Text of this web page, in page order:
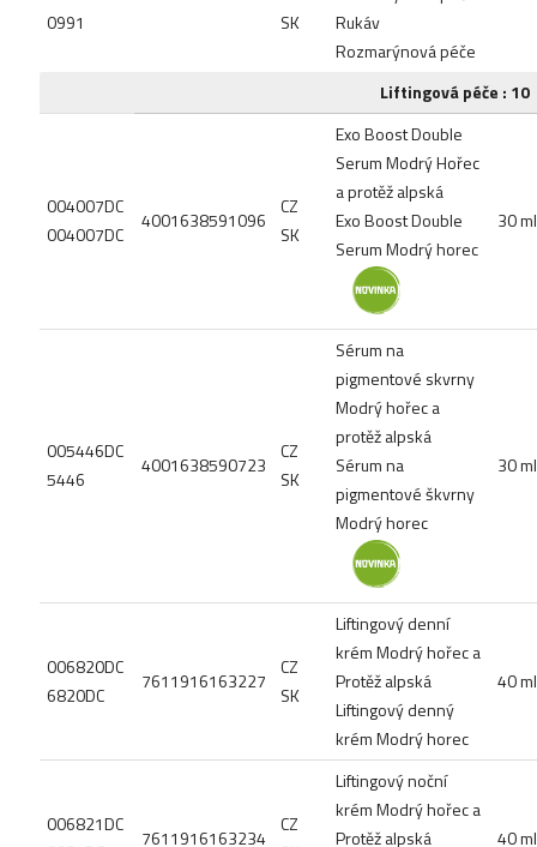
0991
SK
Rukáv
Rozmarýnová péče
Liftingová péče : 10
004007DC
004007DC
4001638591096
CZ
SK
Exo Boost Double
Serum Modrý Hořec
a protěž alpská
Exo Boost Double
Serum Modrý horec
30 ml
005446DC
5446
4001638590723
CZ
SK
Sérum na
pigmentové skvrny
Modrý hořec a
protěž alpská
Sérum na
pigmentové škvrny
Modrý horec
30 ml
006820DC
6820DC
7611916163227
CZ
SK
Liftingový denní
krém Modrý hořec a
Protěž alpská
Liftingový denný
krém Modrý horec
40 ml
006821DC
7611916163234
CZ
Liftingový noční
krém Modrý hořec a
Protěž alpská
40 ml